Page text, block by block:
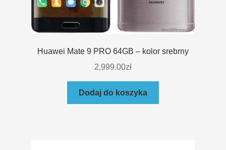
Huawei Mate 9 PRO 64GB – kolor srebrny
2,999.00zł
Dodaj do koszyka